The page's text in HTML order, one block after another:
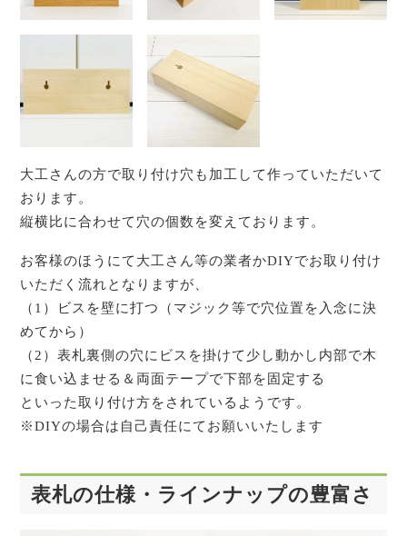
大工さんの方で取り付け穴も加工して作っていただいて
おります。
縦横比に合わせて穴の個数を変えております。
お客様のほうにて大工さん等の業者かDIYでお取り付け
いただく流れとなりますが、
（1）ビスを壁に打つ（マジック等で穴位置を入念に決
めてから）
（2）表札裏側の穴にビスを掛けて少し動かし内部で木
に食い込ませる＆両面テープで下部を固定する
といった取り付け方をされているようです。
※DIYの場合は自己責任にてお願いいたします
表札の仕様・ラインナップの豊富さ